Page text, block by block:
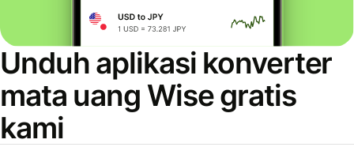
Unduh aplikasi konverter
mata uang Wise gratis
kami